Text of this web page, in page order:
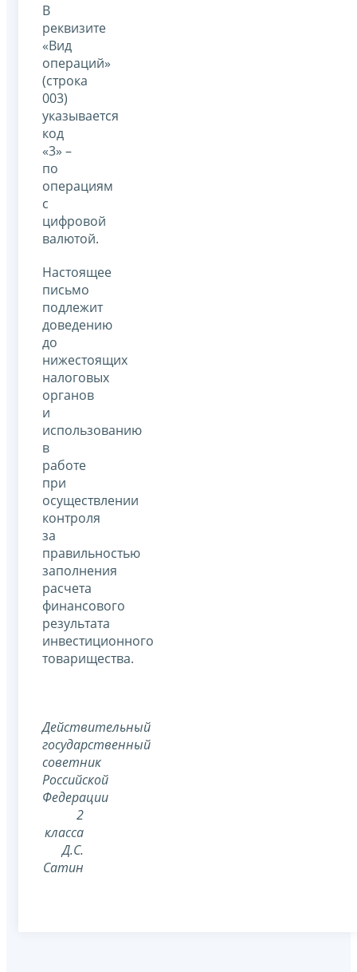
В
реквизите
«Вид
операций»
(строка
003)
указывается
код
«3» –
по
операциям
с
цифровой
валютой.
Настоящее
письмо
подлежит
доведению
до
нижестоящих
налоговых
органов
и
использованию
в
работе
при
осуществлении
контроля
за
правильностью
заполнения
расчета
финансового
результата
инвестиционного
товарищества.
Действительный
государственный
советник
Российской
Федерации
2
класса
Д.С.
Сатин